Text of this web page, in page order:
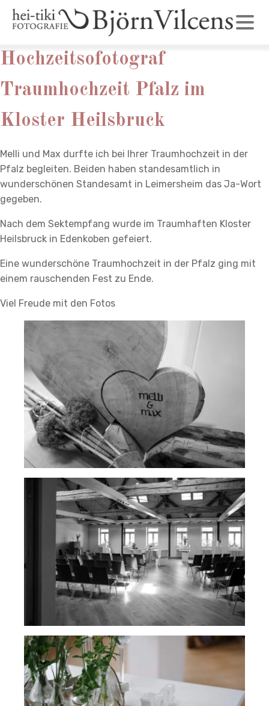
Hochzeitsofotograf
Traumhochzeit Pfalz im
Kloster Heilsbruck
Melli und Max durfte ich bei Ihrer Traumhochzeit in der
Pfalz begleiten. Beiden haben standesamtlich in
wunderschönen Standesamt in Leimersheim das Ja-Wort
gegeben.
Nach dem Sektempfang wurde im Traumhaften Kloster
Heilsbruck in Edenkoben gefeiert.
Eine wunderschöne Traumhochzeit in der Pfalz ging mit
einem rauschenden Fest zu Ende.
Viel Freude mit den Fotos